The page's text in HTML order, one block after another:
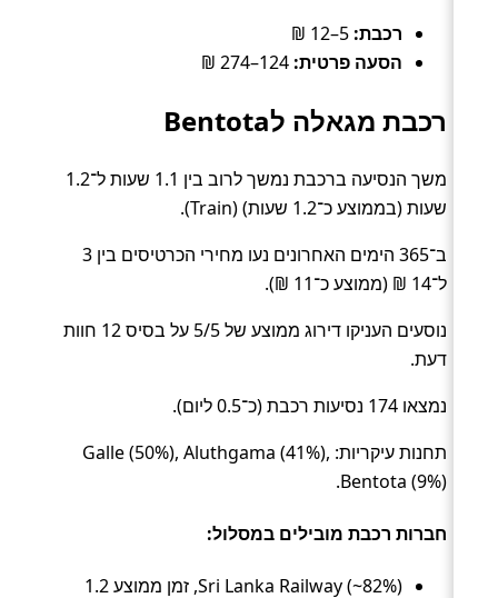
רכבת:
הסעה פרטית:
רכבת מגאלה לBentota
משך הנסיעה ברכבת נמשך לרוב בין 1.1 שעות ל־1.2
שעות (בממוצע כ־1.2 שעות) (Train).
ב־365 הימים האחרונים נעו מחירי הכרטיסים בין 3
ל־14 ₪ (ממוצע כ־11 ₪).
נוסעים העניקו דירוג ממוצע של 5/5 על בסיס 12 חוות
דעת.
נמצאו 174 נסיעות רכבת (כ־0.5 ליום).
תחנות עיקריות: Galle (50%), Aluthgama (41%),
Bentota (9%).
חברות רכבת מובילים במסלול:
Sri Lanka Railway (~82%), זמן ממוצע 1.2